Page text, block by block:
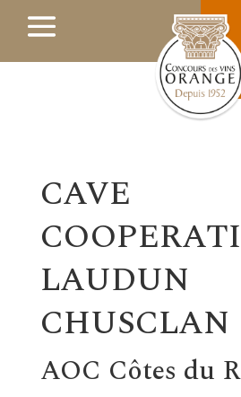
CAVE
LAUDUN
CHUSCLAN
AOC Côtes du